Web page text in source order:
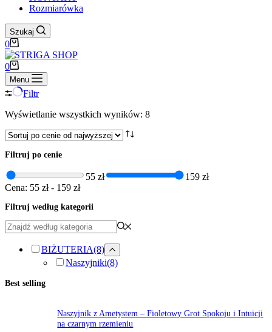
Rozmiarówka
Szukaj
Koszyk
0
Koszyk
0
Menu
Filtr
Wyświetlanie wszystkich wyników: 8Posortowane
niskiej
Filtruj po cenie
55 zł
159 zł
Cena: 55 zł- 159 zł
Filtruj według kategorii
BIŻUTERIA(8)
Naszyjniki(8)
Best selling
Naszyjnik z Ametystem – Fioletowy Grot Spokoju i Intuicji
na czarnym rzemieniu